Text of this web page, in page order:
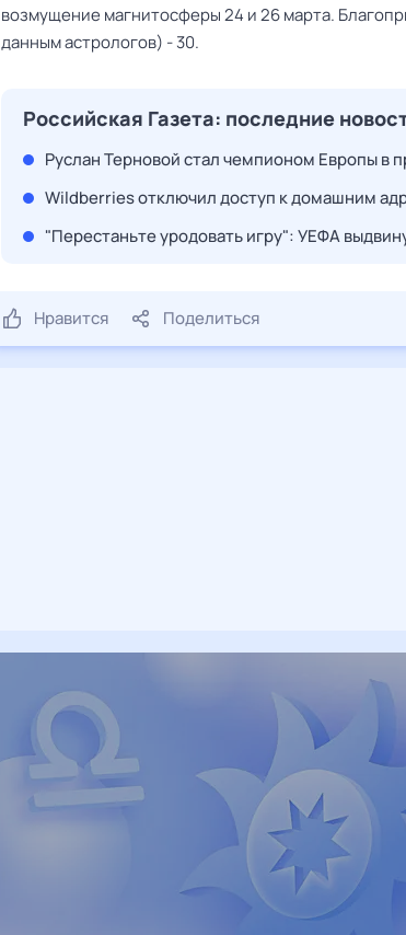
возмущение магнитосферы 24 и 26 марта.
данным астрологов) - 30.
Российская Газета: последние
Руслан Терновой стал чемпионом Европы в
Wildberries отключил доступ к домашним
"Перестаньте уродовать игру": УЕФА
Нравится Поделиться